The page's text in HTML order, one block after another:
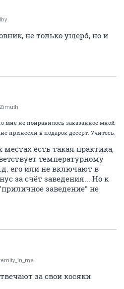
не только ущерб, но и
мне не понравилось заказанное мной
принесли в подарок десерт. Учитесь.
есть такая практика,
температурному
его или не включают в
за счёт заведения... Но к
заведение" не
за свои косяки